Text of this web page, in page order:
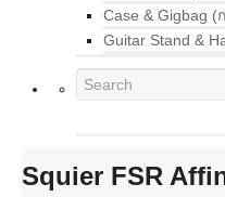
Case & Gigbag (
Guitar Stand &
Squier FSR